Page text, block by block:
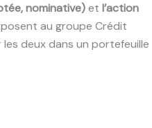
nominative)et l’action
au groupe Crédit
les deux dans un portefeuille